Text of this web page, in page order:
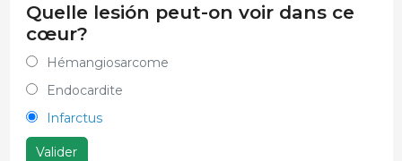
Quelle lesión peut-on voir dans ce
cœur?
Hémangiosarcome
Endocardite
Infarctus
Valider